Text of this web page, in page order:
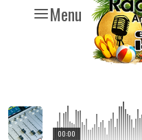
Menu
00:00